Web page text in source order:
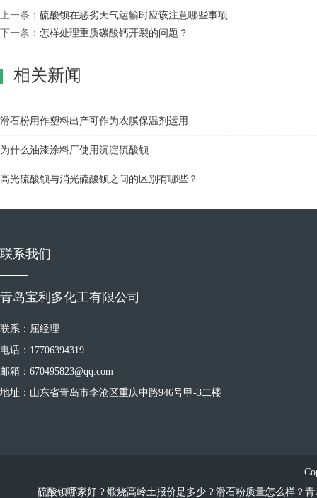
上一条： 硫酸钡在恶劣天气运输时应该注意哪些事项
下一条： 怎样处理重质碳酸钙开裂的问题？
相关新闻
滑石粉用作塑料出产可作为农膜保温剂运用
为什么油漆涂料厂使用沉淀硫酸钡
高光硫酸钡与消光硫酸钡之间的区别有哪些？
联系我们
青岛宝利多化工有限公司
联系：屈经理
电话：17706394319
邮箱：670495823@qq.com
地址：山东省青岛市李沧区重庆中路946号甲-3二楼
硫酸钡哪家好？煅烧高岭土报价是多少？滑石粉质量怎么样？